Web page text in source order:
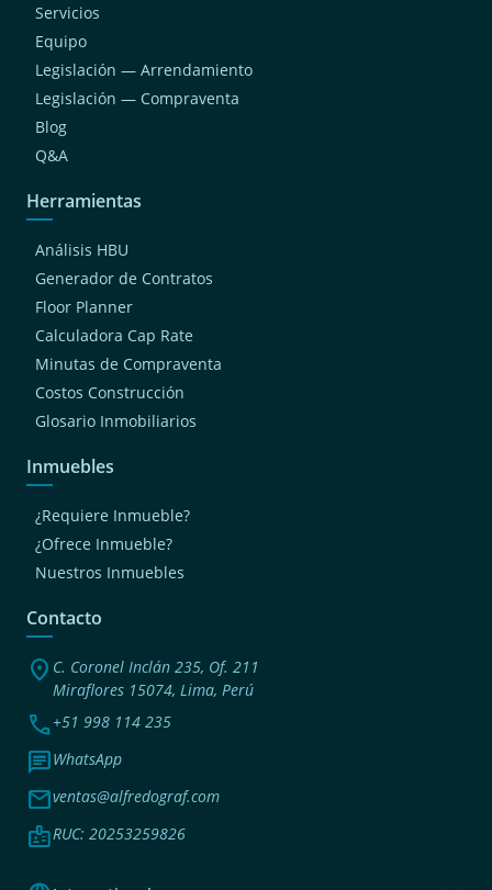
Servicios
Equipo
Legislación — Arrendamiento
Legislación — Compraventa
Blog
Q&A
Herramientas
Análisis HBU
Generador de Contratos
Floor Planner
Calculadora Cap Rate
Minutas de Compraventa
Costos Construcción
Glosario Inmobiliarios
Inmuebles
¿Requiere Inmueble?
¿Ofrece Inmueble?
Nuestros Inmuebles
Contacto
location_on C. Coronel Inclán 235, Of. 211
Miraflores 15074, Lima, Perú
phone+51 998 114 235
chatWhatsApp
mailventas@alfredograf.com
badgeRUC: 20253259826